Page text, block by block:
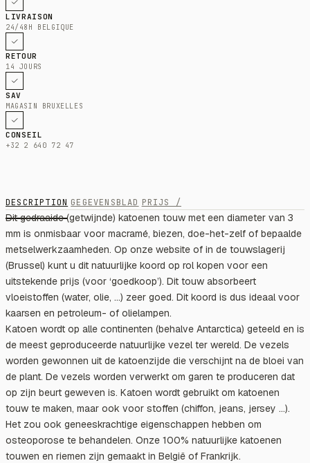
LIVRAISON
24/48H BELGIQUE
RETOUR
14 JOURS
SAV
MAGASIN BRUXELLES
CONSEIL
+32 2 640 72 47
DESCRIPTION GEGEVENSBLAD PRIJS /
Dit gedraaide (getwijnde) katoenen touw met een diameter van 3
mm is onmisbaar voor macramé, biezen, doe-het-zelf of bepaalde
metselwerkzaamheden. Op onze website of in de touwslagerij
(Brussel) kunt u dit natuurlijke koord op rol kopen voor een
uitstekende prijs (voor ‘goedkoop’). Dit touw absorbeert
vloeistoffen (water, olie, ...) zeer goed. Dit koord is dus ideaal voor
kaarsen en petroleum- of olielampen.
Katoen wordt op alle continenten (behalve Antarctica) geteeld en is
de meest geproduceerde natuurlijke vezel ter wereld. De vezels
worden gewonnen uit de katoenzijde die verschijnt na de bloei van
de plant. De vezels worden verwerkt om garen te produceren dat
op zijn beurt geweven is. Katoen wordt gebruikt om katoenen
touw te maken, maar ook voor stoffen (chiffon, jeans, jersey ...).
Het zou ook geneeskrachtige eigenschappen hebben om
osteoporose te behandelen. Onze 100% natuurlijke katoenen
touwen en riemen zijn gemaakt in België of Frankrijk.